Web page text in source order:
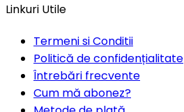
Linkuri Utile
Termeni si Conditii
Politică de confidențialitate
Întrebări frecvente
Cum mă abonez?